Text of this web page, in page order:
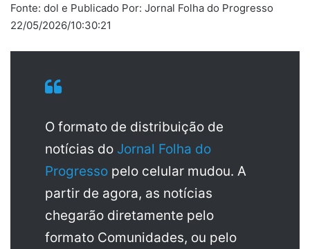
Fonte: dol e Publicado Por: Jornal Folha do Progresso
22/05/2026/10:30:21
O formato de distribuição de
notícias do Jornal Folha do
Progresso pelo celular mudou. A
partir de agora, as notícias
chegarão diretamente pelo
formato Comunidades, ou pelo